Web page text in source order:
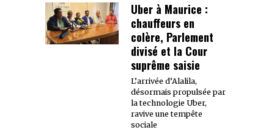
Uber à Maurice :
chauffeurs en
colère, Parlement
divisé et la Cour
suprême saisie
L’arrivée d’Alalila,
désormais propulsée par
la technologie Uber,
ravive une tempête
sociale